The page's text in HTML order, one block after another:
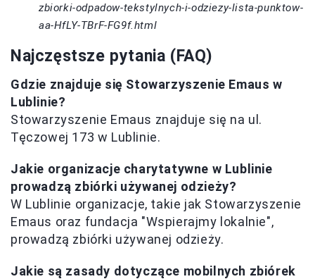
zbiorki-odpadow-tekstylnych-i-odziezy-lista-punktow-
aa-HfLY-TBrF-FG9f.html
Najczęstsze pytania (FAQ)
Gdzie znajduje się Stowarzyszenie Emaus w
Lublinie?
Stowarzyszenie Emaus znajduje się na ul.
Tęczowej 173 w Lublinie.
Jakie organizacje charytatywne w Lublinie
prowadzą zbiórki używanej odzieży?
W Lublinie organizacje, takie jak Stowarzyszenie
Emaus oraz fundacja "Wspierajmy lokalnie",
prowadzą zbiórki używanej odzieży.
Jakie są zasady dotyczące mobilnych zbiórek